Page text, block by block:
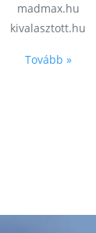
madmax.hu
kivalasztott.hu
Tovább »